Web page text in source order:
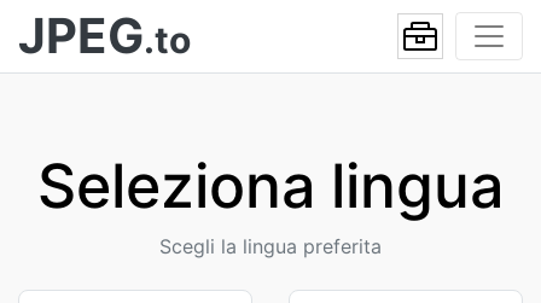
JPEG.to
Seleziona lingua
Scegli la lingua preferita